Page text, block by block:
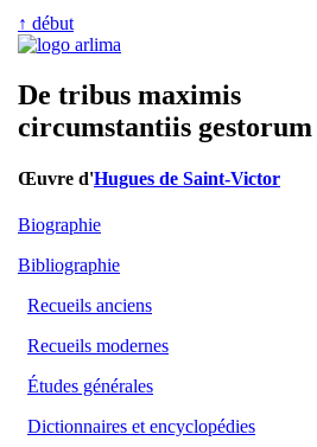
↑ début
De tribus maximis
circumstantiis gestorum
Œuvre d'Hugues de Saint-Victor
Biographie
Bibliographie
Recueils anciens
Recueils modernes
Études générales
Dictionnaires et encyclopédies